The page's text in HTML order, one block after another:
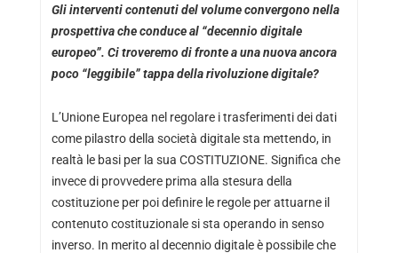
Gli interventi contenuti del volume convergono nella
prospettiva che conduce al “decennio digitale
europeo”. Ci troveremo di fronte a una nuova ancora
poco “leggibile” tappa della rivoluzione digitale?
L’Unione Europea nel regolare i trasferimenti dei dati
come pilastro della società digitale sta mettendo, in
realtà le basi per la sua COSTITUZIONE. Significa che
invece di provvedere prima alla stesura della
costituzione per poi definire le regole per attuarne il
contenuto costituzionale si sta operando in senso
inverso. In merito al decennio digitale è possibile che